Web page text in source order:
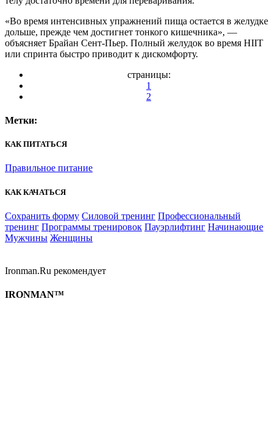
«Во время интенсивных упражнений пища остается в желудке
дольше, прежде чем достигнет тонкого кишечника», —
объясняет Брайан Сент-Пьер. Полный желудок во время HIIT
или спринта быстро приводит к дискомфорту.
страницы:
1
2
Метки:
КАК ПИТАТЬСЯ
Правильное питание
КАК КАЧАТЬСЯ
Сохранить форму Силовой тренинг Профессиональный
тренинг Программы тренировок Пауэрлифтинг Начинающие
Мужчины Женщины
Ironman.Ru рекомендует
IRONMAN™